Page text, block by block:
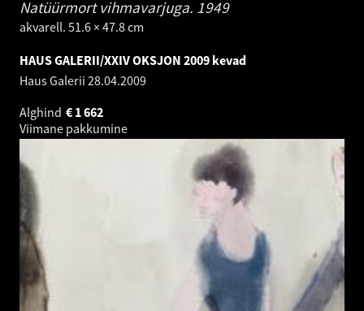
Natüürmort vihmavarjuga. 1949
akvarell. 51.6 × 47.8 cm
HAUS GALERII/XXIV OKSJON 2009 kevad
Haus Galerii 28.04.2009
Alghind
1 662
€
Viimane pakkumine